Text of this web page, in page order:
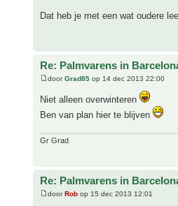
Dat heb je met een wat oudere
Re: Palmvarens in
doorGrad85 op 14 dec 2013 22:00
Niet alleen overwinteren
Ben van plan hier te blijven
Gr Grad
Re: Palmvarens in
door Rob op 15 dec 2013 12:01